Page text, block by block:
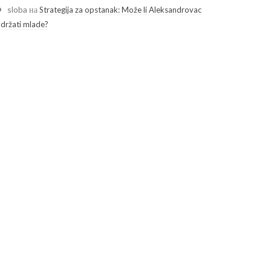
sloba наStrategija za opstanak: Može li Aleksandrovac
mlade?